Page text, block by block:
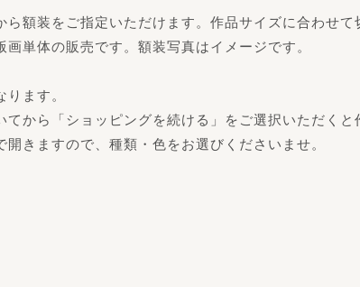
額装をご指定いただけます。作品サイズに合わせ
単体の販売です。額装写真はイメージです。
ます。
から「ショッピングを続ける」をご選択いただく
きますので、種類・色をお選びくださいませ。